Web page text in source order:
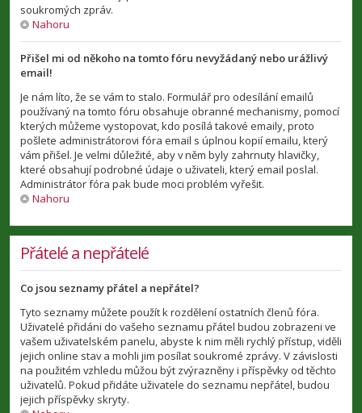
soukromých zpráv.
Nahoru
Přišel mi od někoho na tomto fóru nevyžádaný nebo urážlivý
email!
Je nám líto, že se vám to stalo. Formulář pro odesílání emailů
používaný na tomto fóru obsahuje obranné mechanismy, pomocí
kterých můžeme vystopovat, kdo posílá takové emaily, proto
pošlete administrátorovi fóra email s úplnou kopií emailu, který
vám přišel. Je velmi důležité, aby v něm byly zahrnuty hlavičky,
které obsahují podrobné údaje o uživateli, který email poslal.
Administrátor fóra pak bude moci problém vyřešit.
Nahoru
Přátelé a nepřátelé
Co jsou seznamy přátel a nepřátel?
Tyto seznamy můžete použít k rozdělení ostatních členů fóra.
Uživatelé přidáni do vašeho seznamu přátel budou zobrazeni ve
vašem uživatelském panelu, abyste k nim měli rychlý přístup, viděli
jejich online stav a mohli jim posílat soukromé zprávy. V závislosti
na použitém vzhledu můžou být zvýrazněny i příspěvky od těchto
uživatelů. Pokud přidáte uživatele do seznamu nepřátel, budou
jejich příspěvky skryty.